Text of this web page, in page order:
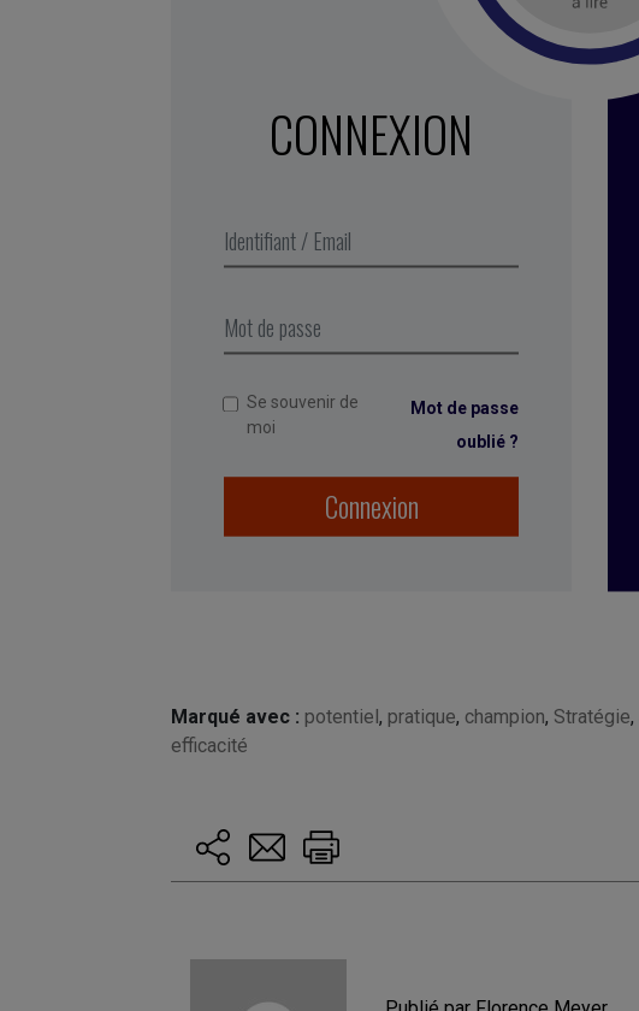
CONNEXION
Se souvenir de
moi
Mot de passe
oublié ?
Connexion
Marqué avec : potentiel, pratique, champion, Stratégie,
efficacité